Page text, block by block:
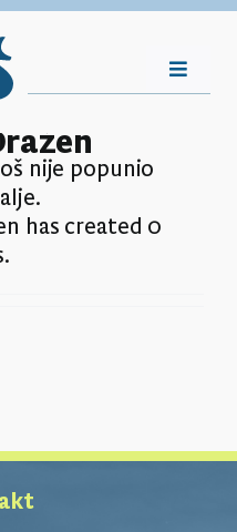
Toggle
nije popunio
has created 0